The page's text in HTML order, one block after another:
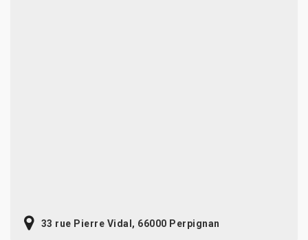
33 rue Pierre Vidal, 66000 Perpignan